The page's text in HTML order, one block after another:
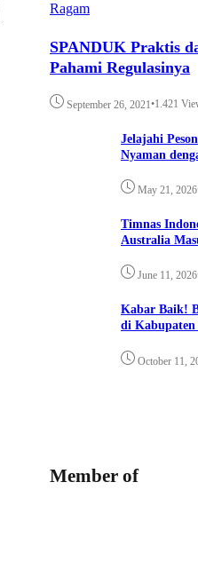
Ragam
SPANDUK Praktis
Pahami Regulasinya
September 26, 2021•1.421
Jelajahi
Nyaman
May 21, 2026
Timnas
Australia
June 11, 2026
Kabar Baik!
di
October 11,
Member of